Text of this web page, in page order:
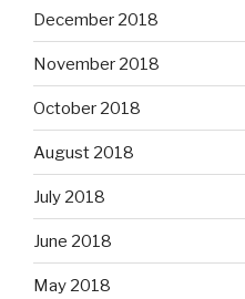
December 2018
November 2018
October 2018
August 2018
July 2018
June 2018
May 2018